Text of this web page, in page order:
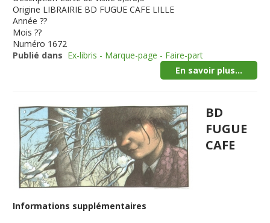
Origine LIBRAIRIE BD FUGUE CAFE LILLE
Année ??
Mois ??
Numéro 1672
Publié dans Ex-libris - Marque-page - Faire-part
En savoir plus...
BD
FUGUE
CAFE
Informations supplémentaires